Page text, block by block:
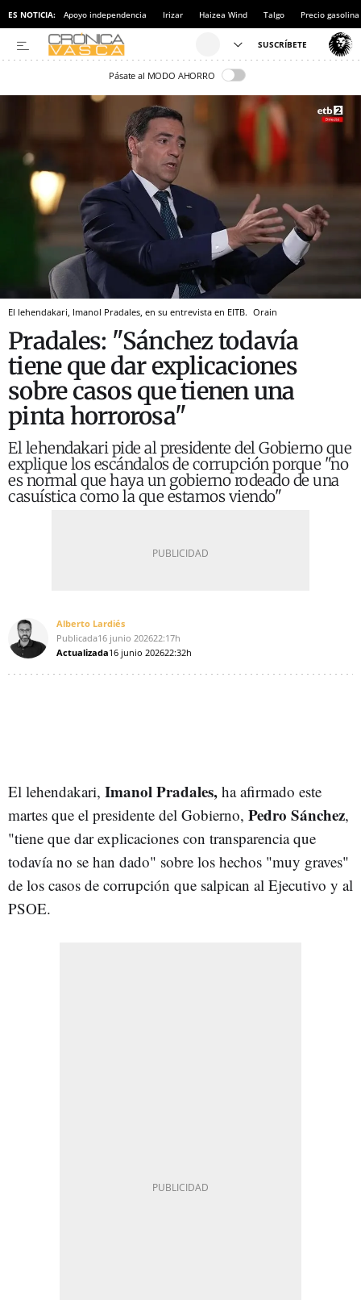
ES NOTICIA: Apoyo independencia Irizar Haizea Wind Talgo Precio gasolina
Pásate al MODO AHORRO
El lehendakari, Imanol Pradales, en su entrevista en EITB. Orain
Pradales: "Sánchez todavía
tiene que dar explicaciones
sobre casos que tienen una
pinta horrorosa"
El lehendakari pide al presidente del Gobierno que
explique los escándalos de corrupción porque "no
es normal que haya un gobierno rodeado de una
casuística como la que estamos viendo"
Alberto Lardiés
Publicada16 junio 202622:17h
Actualizada16 junio 202622:32h
El lehendakari, Imanol Pradales, ha afirmado este
martes que el presidente del Gobierno, Pedro Sánchez,
"tiene que dar explicaciones con transparencia que
todavía no se han dado" sobre los hechos "muy graves"
de los casos de corrupción que salpican al Ejecutivo y al
PSOE.